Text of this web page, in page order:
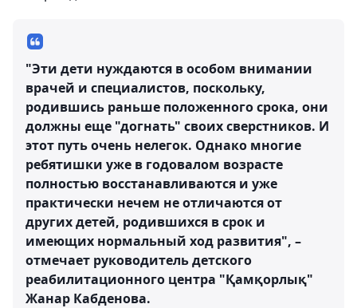
"Эти дети нуждаются в особом внимании
врачей и специалистов, поскольку,
родившись раньше положенного срока, они
должны еще "догнать" своих сверстников. И
этот путь очень нелегок. Однако многие
ребятишки уже в годовалом возрасте
полностью восстанавливаются и уже
практически нечем не отличаются от
других детей, родившихся в срок и
имеющих нормальный ход развития", –
отмечает руководитель детского
реабилитационного центра "Қамқорлық"
Жанар Кабденова.